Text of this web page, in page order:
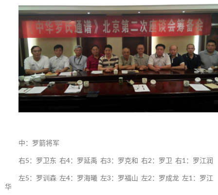
中：罗箭将军
右5：罗卫东 右4：罗延禹 右3：罗克和 右2：罗卫 右1：罗江润
左5：罗训森 左4：罗海曦 左3：罗福山 左2：罗成龙 左1：罗江
华